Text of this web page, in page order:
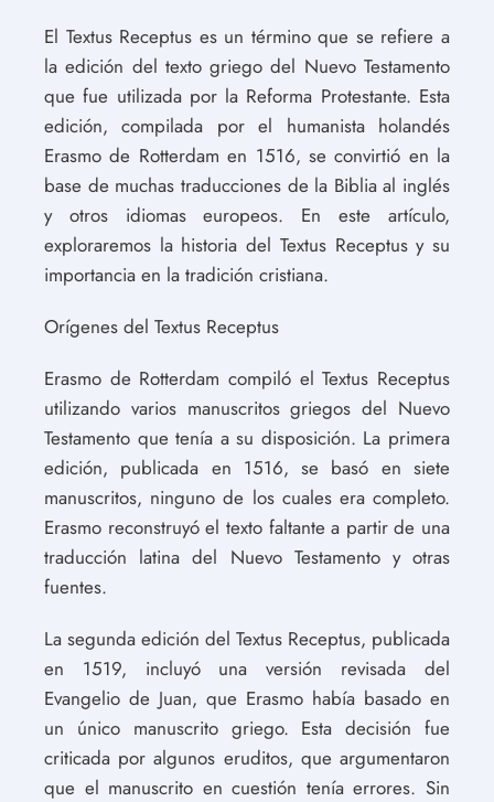
El Textus Receptus es un término que se refiere a
la edición del texto griego del Nuevo Testamento
que fue utilizada por la Reforma Protestante. Esta
edición, compilada por el humanista holandés
Erasmo de Rotterdam en 1516, se convirtió en la
base de muchas traducciones de la Biblia al inglés
y otros idiomas europeos. En este artículo,
exploraremos la historia del Textus Receptus y su
importancia en la tradición cristiana.
Orígenes del Textus Receptus
Erasmo de Rotterdam compiló el Textus Receptus
utilizando varios manuscritos griegos del Nuevo
Testamento que tenía a su disposición. La primera
edición, publicada en 1516, se basó en siete
manuscritos, ninguno de los cuales era completo.
Erasmo reconstruyó el texto faltante a partir de una
traducción latina del Nuevo Testamento y otras
fuentes.
La segunda edición del Textus Receptus, publicada
en 1519, incluyó una versión revisada del
Evangelio de Juan, que Erasmo había basado en
un único manuscrito griego. Esta decisión fue
criticada por algunos eruditos, que argumentaron
que el manuscrito en cuestión tenía errores. Sin